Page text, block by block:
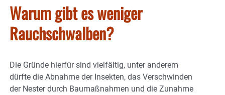
Warum gibt es weniger
Rauchschwalben?
Die Gründe hierfür sind vielfältig, unter anderem
dürfte die Abnahme der Insekten, das Verschwinden
der Nester durch Baumaßnahmen und die Zunahme